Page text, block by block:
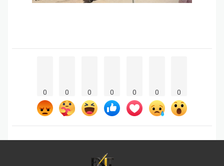
0 0 0 0 0 0 0